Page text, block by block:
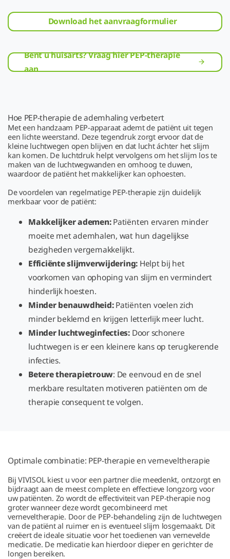
Download het aanvraagformulier
Bent u huisarts? Vraag hier PEP-therapie
aan
Hoe PEP-therapie de ademhaling verbetert
Met een handzaam PEP-apparaat ademt de patiënt uit tegen
een lichte weerstand. Deze tegendruk zorgt ervoor dat de
kleine luchtwegen open blijven en dat lucht áchter het slijm
kan komen. De luchtdruk helpt vervolgens om het slijm los te
maken van de luchtwegwanden en omhoog te duwen,
waardoor de patiënt het makkelijker kan ophoesten.
De voordelen van regelmatige PEP-therapie zijn duidelijk
merkbaar voor de patiënt:
Makkelijker ademen:Patiënten ervaren minder
moeite met ademhalen, wat hun dagelijkse
bezigheden vergemakkelijkt.
Efficiënte slijmverwijdering: Helpt bij het
voorkomen van ophoping van slijm en vermindert
hinderlijk hoesten.
Minder benauwdheid:Patiënten voelen zich
minder beklemd en krijgen letterlijk meer lucht.
Minder luchtweginfecties: Door schonere
luchtwegen is er een kleinere kans op terugkerende
infecties.
Betere therapietrouw: De eenvoud en de snel
merkbare resultaten motiveren patiënten om de
therapie consequent te volgen.
Optimale combinatie: PEP-therapie en verneveltherapie
Bij VIVISOL kiest u voor een partner die meedenkt, ontzorgt en
bijdraagt aan de meest complete en effectieve longzorg voor
uw patiënten. Zo wordt de effectiviteit van PEP-therapie nog
groter wanneer deze wordt gecombineerd met
verneveltherapie. Door de PEP-behandeling zijn de luchtwegen
van de patiënt al ruimer en is eventueel slijm losgemaakt. Dit
creëert de ideale situatie voor het toedienen van vernevelde
medicatie. De medicatie kan hierdoor dieper en gerichter de
longen bereiken.